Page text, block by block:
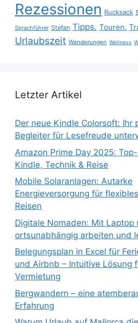
Rezessionen Rucksack
Sprachführer Stefan Tipps. Touren.
Urlaubszeit Wanderungen Wellness
Letzter Artikel
Der neue Kindle Colorsoft: Ihr
Begleiter für Lesefreude
Amazon Prime Day 2025:
Kindle, Technik & Reise
Mobile Solaranlagen: Autarke
Energieversorgung für
Reisen
Digitale Nomaden: Mit Laptop
ortsunabhängig arbeiten und
Belegungsplan in Excel für
und Airbnb – Intuitive Lösung
Vermietung
Bergwandern – eine
Erfahrung